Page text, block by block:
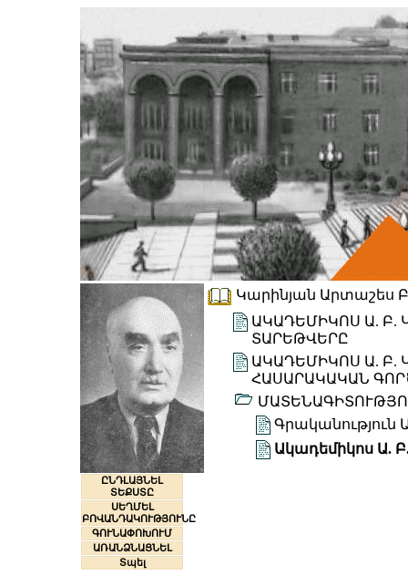
ԸՆԴԼԱՅՆԵԼ
ՏԵՔՍՏԸ
ՍԵՂՄԵԼ
ԲՈՎԱՆԴԱԿՈՒԹՅՈՒՆԸ
ԳՈՒՆԱՓՈԽՈՒՄ
ԱՌԱՆՁՆԱՑՆԵԼ
Տպել
Կարինյան Արտաշես
ԱԿԱԴԵՄԻԿՈՍ Ա. Բ.
ՏԱՐԵԹՎԵՐԸ
ԱԿԱԴԵՄԻԿՈՍ Ա. Բ.
ՀԱՍԱՐԱԿԱԿԱՆ
Գրականություն
Ակադեմիկոս Ա.